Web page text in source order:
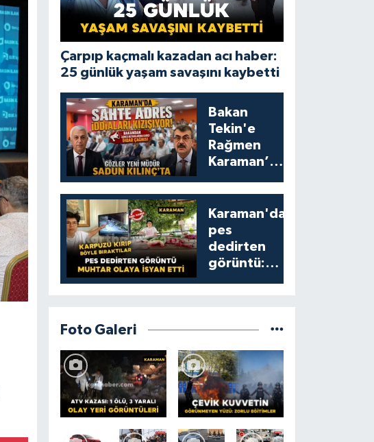
Çarpıp kaçmalı kazadan acı haber:
25 günlük yaşam savaşını kaybetti
Bakan
Tekin'e
Rağmen
Karaman’da
Adresi
Oyununa
Müdür Dur
Diyecek mi?
Karaman'da
pes
dedirten
görüntü:
artıklarını
bıraktılar
Foto Galeri